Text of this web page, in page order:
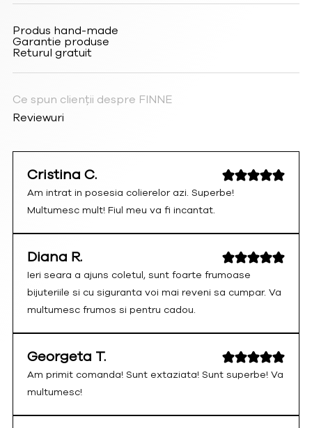
Produs hand-made
Garantie produse
Returul gratuit
Ce spun clienții despre FINNE
Reviewuri
Cristina C.
Am intrat in posesia colierelor azi. Superbe!
Multumesc mult! Fiul meu va fi incantat.
Diana R.
Ieri seara a ajuns coletul, sunt foarte frumoase
bijuteriile si cu siguranta voi mai reveni sa cumpar. Va
multumesc frumos si pentru cadou.
Georgeta T.
Am primit comanda! Sunt extaziata! Sunt superbe! Va
multumesc!